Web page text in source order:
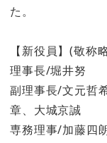
た。
【新役員】(敬称
理事長/堀井努
副理事長/文元哲
章、大城京誠
専務理事/加藤四